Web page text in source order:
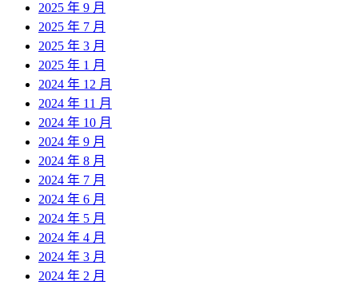
2025 年 9 月
2025 年 7 月
2025 年 3 月
2025 年 1 月
2024 年 12 月
2024 年 11 月
2024 年 10 月
2024 年 9 月
2024 年 8 月
2024 年 7 月
2024 年 6 月
2024 年 5 月
2024 年 4 月
2024 年 3 月
2024 年 2 月